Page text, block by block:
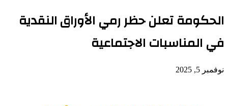
الحكومة تعلن حظر رمي الأوراق النقدية
في المناسبات الاجتماعية
نوفمبر 5, 2025